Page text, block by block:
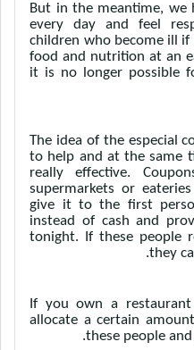
But in the meantime, we
every day and feel
children who become ill
food and nutrition at an
it is no longer possible
The idea of the especial
to help and at the same
really effective.
supermarkets or
give it to the first
instead of cash and
tonight. If these people
they
If you own a
allocate a certain
these people